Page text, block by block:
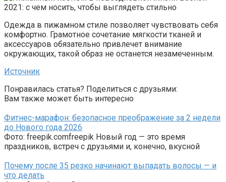
Одежда в пижамном стиле позволяет чувствовать себя
комфортно. Грамотное сочетание мягкости тканей и
аксессуаров обязательно привлечет внимание
окружающих, такой образ не останется незамеченным.
Источник
Понравилась статья? Поделиться с друзьями:
Вам также может быть интересно
Фитнес-марафон: безопасное преображение за 2 недели
до Нового года 2026
Фото: freepik.comfreepik Новый год — это время
праздников, встреч с друзьями и, конечно, вкусной
Почему после 35 резко начинают выпадать волосы — и
что делать